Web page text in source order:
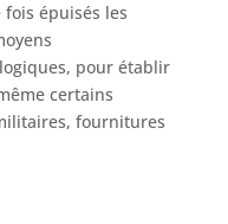
épuisés les
pour établir
certains
fournitures